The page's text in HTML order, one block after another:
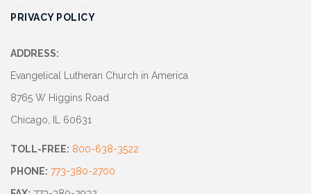
PRIVACY POLICY
ADDRESS:
Evangelical Lutheran Church in America
8765 W Higgins Road
Chicago, IL 60631
TOLL-FREE: 800-638-3522
PHONE: 773-380-2700